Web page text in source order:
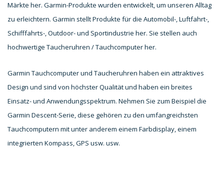
Märkte her. Garmin-Produkte wurden entwickelt, um unseren Alltag
zu erleichtern. Garmin stellt Produkte für die Automobil-, Luftfahrt-,
Schifffahrts-, Outdoor- und Sportindustrie her. Sie stellen auch
hochwertige Taucheruhren / Tauchcomputer her.
Garmin Tauchcomputer und Taucheruhren haben ein attraktives
Design und sind von höchster Qualität und haben ein breites
Einsatz- und Anwendungsspektrum. Nehmen Sie zum Beispiel die
Garmin Descent-Serie, diese gehören zu den umfangreichsten
Tauchcomputern mit unter anderem einem Farbdisplay, einem
integrierten Kompass, GPS usw. usw.